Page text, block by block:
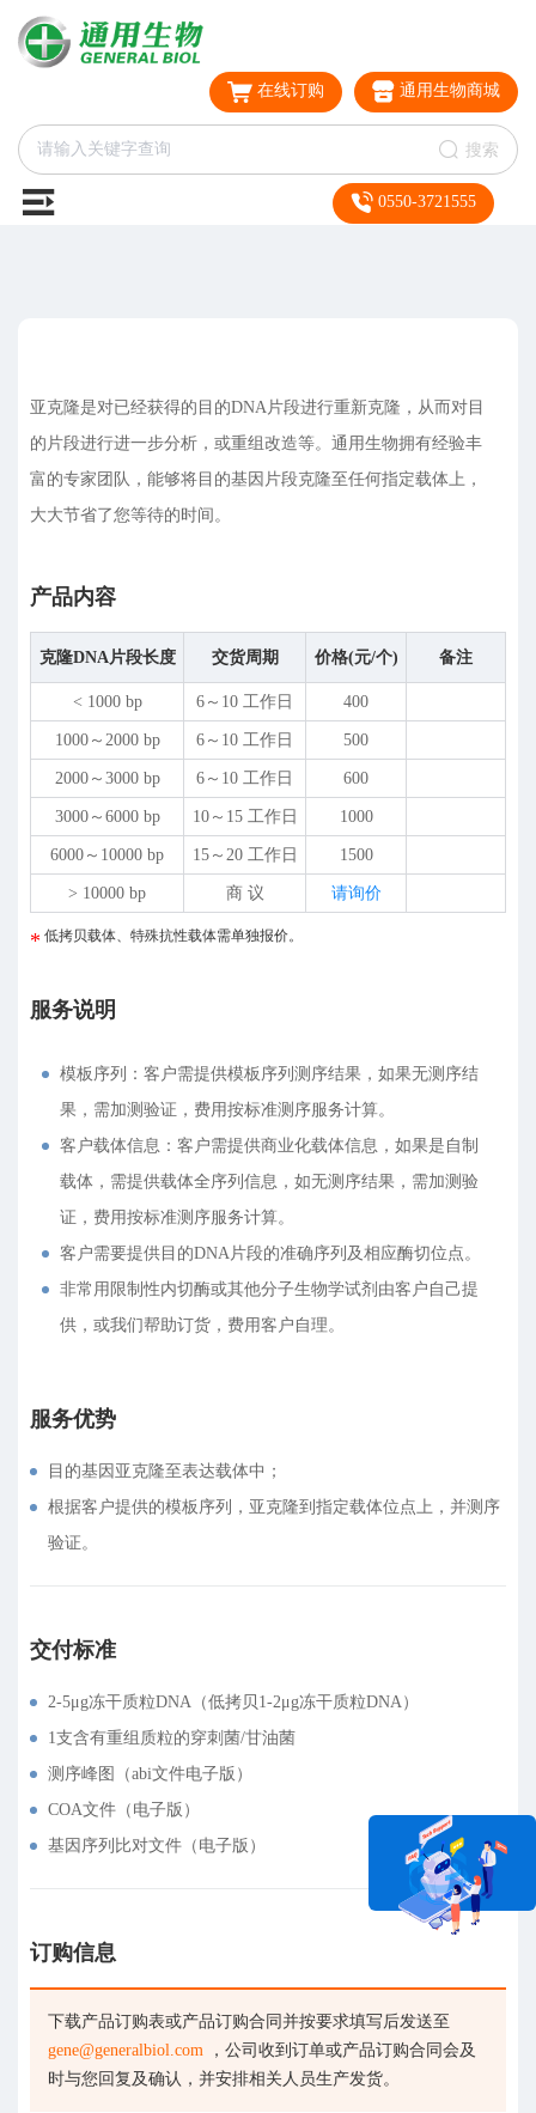
在线订购 通用生物商城
搜索
0550-3721555
亚克隆是对已经获得的目的DNA片段进行重新克隆，从而对目
的片段进行进一步分析，或重组改造等。通用生物拥有经验丰
富的专家团队，能够将目的基因片段克隆至任何指定载体上，
大大节省了您等待的时间。
产品内容
克隆DNA片段长度 交货周期 价格(元/个) 备注
< 1000 bp 6～10 工作日 400
1000～2000 bp 6～10 工作日 500
2000～3000 bp 6～10 工作日 600
3000～6000 bp 10～15 工作日 1000
6000～10000 bp 15～20 工作日 1500
> 10000 bp 商 议 请询价
低拷贝载体、特殊抗性载体需单独报价。
服务说明
模板序列：客户需提供模板序列测序结果，如果无测序结
果，需加测验证，费用按标准测序服务计算。
客户载体信息：客户需提供商业化载体信息，如果是自制
载体，需提供载体全序列信息，如无测序结果，需加测验
证，费用按标准测序服务计算。
客户需要提供目的DNA片段的准确序列及相应酶切位点。
非常用限制性内切酶或其他分子生物学试剂由客户自己提
供，或我们帮助订货，费用客户自理。
服务优势
目的基因亚克隆至表达载体中；
根据客户提供的模板序列，亚克隆到指定载体位点上，并测序
验证。
交付标准
2-5μg冻干质粒DNA（低拷贝1-2μg冻干质粒DNA）
1支含有重组质粒的穿刺菌/甘油菌
测序峰图（abi文件电子版）
COA文件（电子版）
基因序列比对文件（电子版）
订购信息
下载产品订购表或产品订购合同并按要求填写后发送至
gene@generalbiol.com ，公司收到订单或产品订购合同会及
时与您回复及确认，并安排相关人员生产发货。